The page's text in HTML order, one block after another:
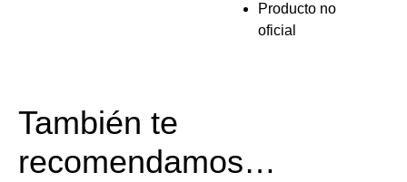
Producto no
oficial
También te
recomendamos…